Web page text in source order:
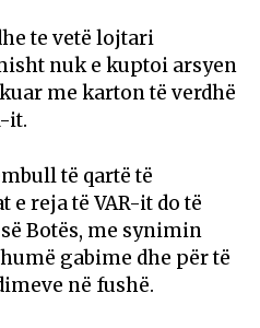
te vetë lojtari
nuk e kuptoi arsyen
me karton të verdhë
it.
të qartë të
reja të VAR-it do të
Botës, me synimin
gabime dhe për të
në fushë.